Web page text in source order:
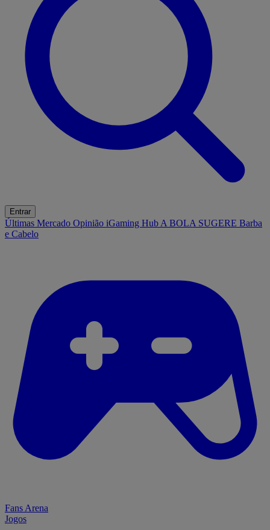
Entrar
Últimas Mercado Opinião iGaming Hub A BOLA SUGERE Barba
e Cabelo
Fans Arena
Jogos